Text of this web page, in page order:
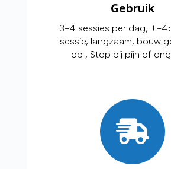
Gebruik
3-4 sessies per dag, +-
sessie, langzaam, bouw
op , Stop bij pijn of